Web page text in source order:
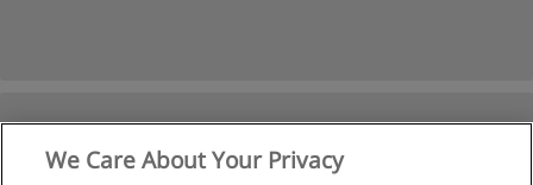
We Care About Your Privacy